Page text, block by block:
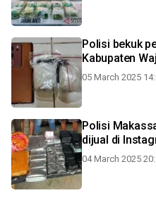
Polisi bekuk
Kabupaten
05 March 2025
Polisi
dijual di
04 March 2025